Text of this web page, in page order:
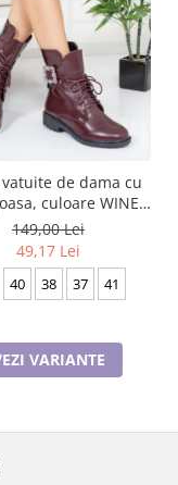
de dama cu
culoare WINE,
pe lateral
149,00 Lei
49,17 Lei
40 38 37 41
VARIANTE